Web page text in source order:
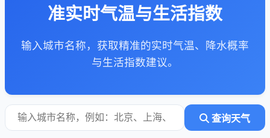
准实时气温与生活指数
输入城市名称，获取精准的实时气温、降水概率
与生活指数建议。
查询天气